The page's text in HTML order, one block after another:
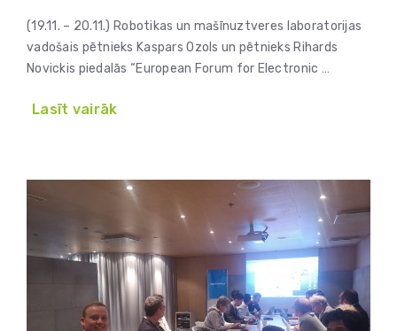
(19.11. – 20.11.) Robotikas un mašīnuztveres laboratorijas
vadošais pētnieks Kaspars Ozols un pētnieks Rihards
Novickis piedalās “European Forum for Electronic …
Lasīt vairāk